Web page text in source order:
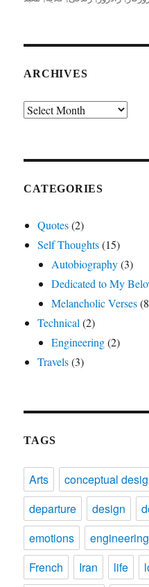
ARCHIVES
Archives
CATEGORIES
Quotes(2)
Self Thoughts(15)
Autobiography(3)
Dedicated to My
Melancholic Verses
Technical (2)
Engineering(2)
Travels(3)
TAGS
Arts conceptual
departure
design
emotions
engineering
French
Iran life